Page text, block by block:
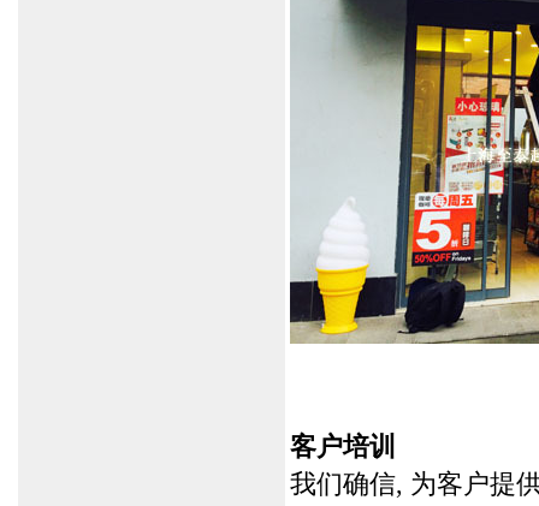
客户培训
我们确信, 为客户提